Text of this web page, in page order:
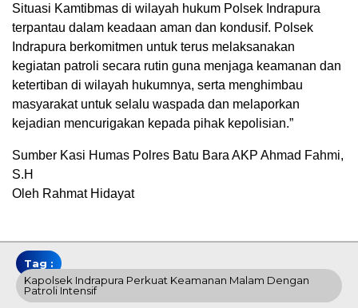
Situasi Kamtibmas di wilayah hukum Polsek Indrapura
terpantau dalam keadaan aman dan kondusif. Polsek
Indrapura berkomitmen untuk terus melaksanakan
kegiatan patroli secara rutin guna menjaga keamanan dan
ketertiban di wilayah hukumnya, serta menghimbau
masyarakat untuk selalu waspada dan melaporkan
kejadian mencurigakan kepada pihak kepolisian.”
Sumber Kasi Humas Polres Batu Bara AKP Ahmad Fahmi,
S.H
Oleh Rahmat Hidayat
Tag :
Kapolsek Indrapura Perkuat Keamanan Malam Dengan
Patroli Intensif